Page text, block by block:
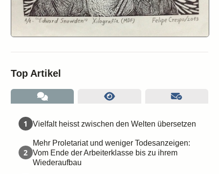
Top Artikel
1 Vielfalt heisst zwischen den Welten übersetzen
2
Mehr Proletariat und weniger Todesanzeigen:
Vom Ende der Arbeiterklasse bis zu ihrem
Wiederaufbau